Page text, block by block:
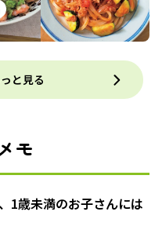
と見る
モ
1歳未満のお子さんには